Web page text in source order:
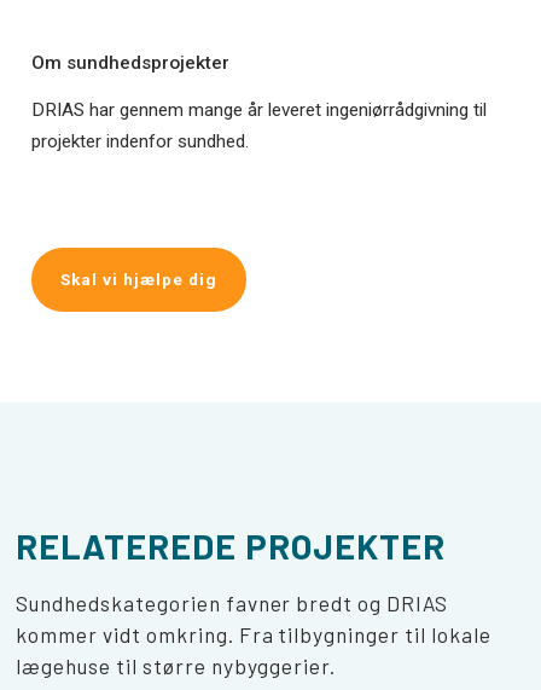
Om sundhedsprojekter
DRIAS har gennem mange år leveret ingeniørrådgivning til
projekter indenfor sundhed.
Skal vi hjælpe dig
RELATEREDE PROJEKTER
Sundhedskategorien favner bredt og DRIAS
kommer vidt omkring. Fra tilbygninger til lokale
lægehuse til større nybyggerier.